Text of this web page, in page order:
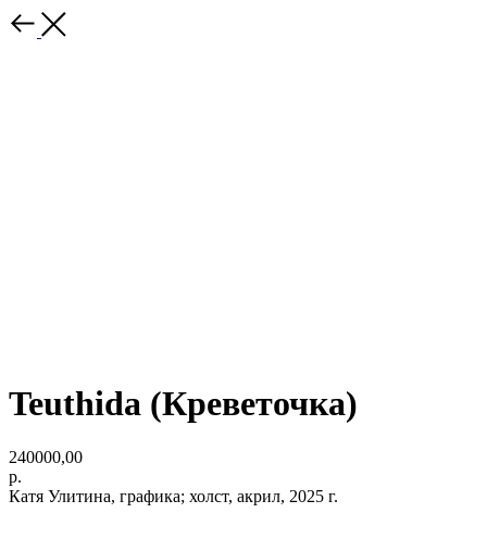
Teuthida (Креветочка)
240000,00
р.
Катя Улитина, графика; холст, акрил, 2025 г.